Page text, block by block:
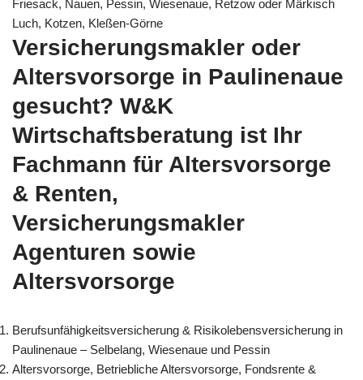
Friesack, Nauen, Pessin, Wiesenaue, Retzow oder Märkisch
Luch, Kotzen, Kleßen-Görne
Versicherungsmakler oder
Altersvorsorge in Paulinenaue
gesucht? W&K
Wirtschaftsberatung ist Ihr
Fachmann für Altersvorsorge
& Renten,
Versicherungsmakler
Agenturen sowie
Altersvorsorge
Berufsunfähigkeitsversicherung & Risikolebensversicherung in
Paulinenaue – Selbelang, Wiesenaue und Pessin
Altersvorsorge, Betriebliche Altersvorsorge, Fondsrente &